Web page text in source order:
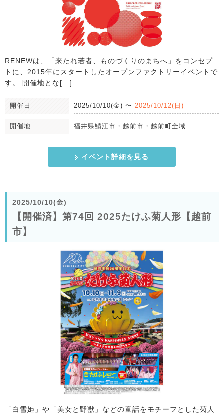
RENEWは、「来たれ若者、ものづくりのまちへ」をコンセプ
トに、2015年にスタートしたオープンファクトリーイベントで
す。 開催地とな[...]
開催日 2025/10/10(金) 〜 2025/10/12(日)
開催地 福井県鯖江市・越前市・越前町全域
イベント詳細を見る
2025/10/10(金)
【開催済】第74回 2025たけふ菊人形【越前
市】
「白雪姫」や「美女と野獣」などの童話をモチーフとした菊人